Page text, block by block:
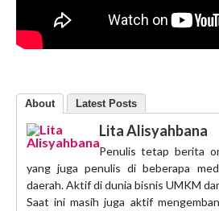
About Latest Posts
Lita Alisyahbana
Penulis tetap berita
yang juga penulis di beberapa
daerah. Aktif di dunia bisnis UMKM
Saat ini masih juga aktif